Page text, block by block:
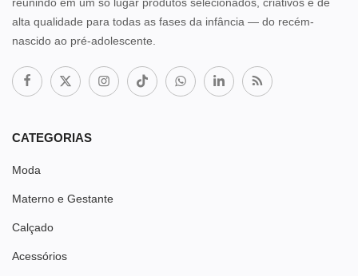
alta qualidade para todas as fases da infância — do recém-
nascido ao pré-adolescente.
CATEGORIAS
Moda
Materno e Gestante
Calçado
Acessórios